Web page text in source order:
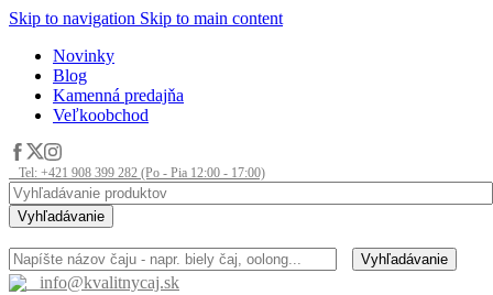
Skip to navigation Skip to main content
Novinky
Blog
Kamenná predajňa
Veľkoobchod
Tel: +421 908 399 282 (Po - Pia 12:00 - 17:00)
Vyhľadávanie
Vyhľadávanie
info@kvalitnycaj.sk